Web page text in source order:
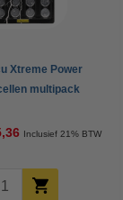
Xtreme Power
multipack
Inclusief 21% BTW